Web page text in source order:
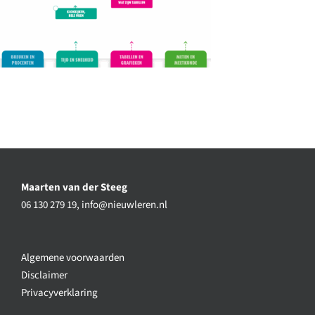
Maarten van der Steeg
06 130 279 19, info@nieuwleren.nl
Algemene voorwaarden
Disclaimer
Privacyverklaring